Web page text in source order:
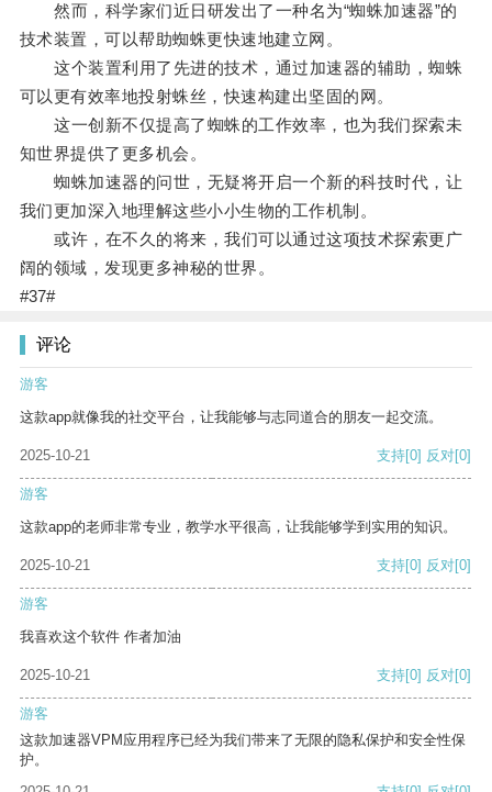
然而，科学家们近日研发出了一种名为“蜘蛛加速器”的
技术装置，可以帮助蜘蛛更快速地建立网。
这个装置利用了先进的技术，通过加速器的辅助，蜘蛛
可以更有效率地投射蛛丝，快速构建出坚固的网。
这一创新不仅提高了蜘蛛的工作效率，也为我们探索未
知世界提供了更多机会。
蜘蛛加速器的问世，无疑将开启一个新的科技时代，让
我们更加深入地理解这些小小生物的工作机制。
或许，在不久的将来，我们可以通过这项技术探索更广
阔的领域，发现更多神秘的世界。
#37#
评论
游客
这款app就像我的社交平台，让我能够与志同道合的朋友一起交流。
2025-10-21 支持[0] 反对[0]
游客
这款app的老师非常专业，教学水平很高，让我能够学到实用的知识。
2025-10-21 支持[0] 反对[0]
游客
我喜欢这个软件 作者加油
2025-10-21 支持[0] 反对[0]
游客
这款加速器VPM应用程序已经为我们带来了无限的隐私保护和安全性保
护。